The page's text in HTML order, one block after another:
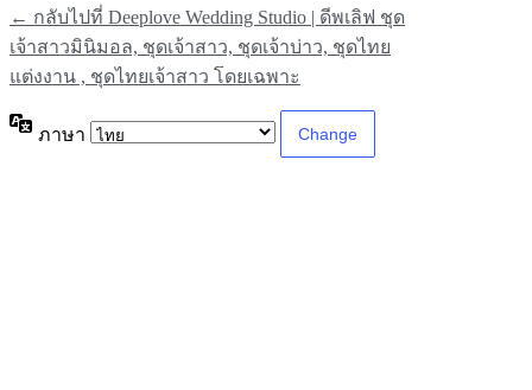
← กลับไปที่ Deeplove Wedding Studio | ดีพเลิฟ ชุด
เจ้าสาวมินิมอล, ชุดเจ้าสาว, ชุดเจ้าบ่าว, ชุดไทย
แต่งงาน , ชุดไทยเจ้าสาว โดยเฉพาะ
ภาษา